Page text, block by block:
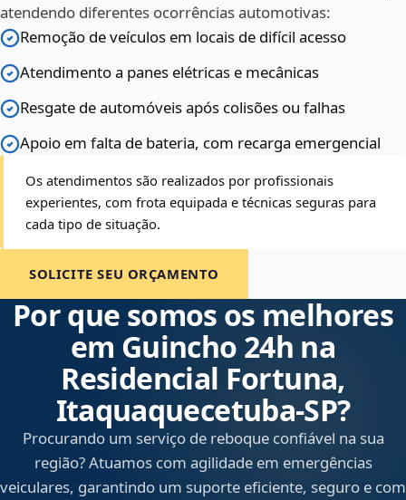
atendendo diferentes ocorrências automotivas:
Remoção de veículos em locais de difícil acesso
Atendimento a panes elétricas e mecânicas
Resgate de automóveis após colisões ou falhas
Apoio em falta de bateria, com recarga emergencial
Os atendimentos são realizados por profissionais
experientes, com frota equipada e técnicas seguras para
cada tipo de situação.
SOLICITE SEU ORÇAMENTO
Por que somos os melhores
em Guincho 24h na
Residencial Fortuna,
Itaquaquecetuba‑SP?
Procurando um serviço de reboque confiável na sua
região? Atuamos com agilidade em emergências
veiculares, garantindo um suporte eficiente, seguro e com